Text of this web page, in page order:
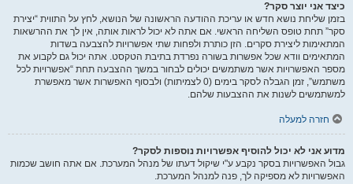
כיצד אני יוצר סקר?
בזמן שליחת נושא חדש או עריכת ההודעה הראשונה של הנושא, לחץ על התווית “יצירת
סקר” תחת טופס השליחה הראשי. אם אתה לא יכול לראות אותה, אין לך את ההרשאות
המתאימות ליצירת סקרים. הזן כותרת ולפחות שתי אפשרויות להצבעה בשדות
המתאימים וודא שכל אפשרות בשורה נפרדת בתיבת הטקסט. אתה יכול גם לקבוע את
מספר האפשרויות אשר משתמשים יכולים לבחור במשך ההצבעה תחת “אפשרויות לכל
משתמש”, זמן הגבלה לסקר בימים (0 לצמיתות) ולבסוף האפשרות אשר מאפשרת
למשתמשים לשנות את ההצבעות שלהם.
חזרה למעלה
מדוע אני לא יכול להוסיף אפשרויות נוספות לסקר?
גבול האפשרויות בסקר נקבע ע"י שיקול דעתו של מנהל המערכת. אם אתה חושב שכמות
האפשרויות לא מספיקה לך, פנה למנהל המערכת.